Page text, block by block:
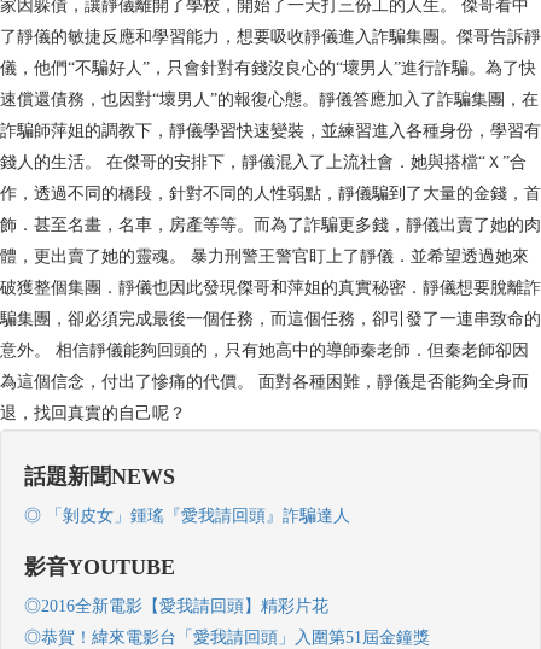
家因躲債，讓靜儀離開了學校，開始了一天打三份工的人生。 傑哥看中
了靜儀的敏捷反應和學習能力，想要吸收靜儀進入詐騙集團。傑哥告訴靜
儀，他們“不騙好人”，只會針對有錢沒良心的“壞男人”進行詐騙。為了快
速償還債務，也因對“壞男人”的報復心態。靜儀答應加入了詐騙集團，在
詐騙師萍姐的調教下，靜儀學習快速變裝，並練習進入各種身份，學習有
錢人的生活。 在傑哥的安排下，靜儀混入了上流社會．她與搭檔“Ｘ”合
作，透過不同的橋段，針對不同的人性弱點，靜儀騙到了大量的金錢，首
飾．甚至名畫，名車，房產等等。而為了詐騙更多錢，靜儀出賣了她的肉
體，更出賣了她的靈魂。 暴力刑警王警官盯上了靜儀．並希望透過她來
破獲整個集團．靜儀也因此發現傑哥和萍姐的真實秘密．靜儀想要脫離詐
騙集團，卻必須完成最後一個任務，而這個任務，卻引發了一連串致命的
意外。 相信靜儀能夠回頭的，只有她高中的導師秦老師．但秦老師卻因
為這個信念，付出了慘痛的代價。 面對各種困難，靜儀是否能夠全身而
退，找回真實的自己呢？
話題新聞NEWS
◎ 「剝皮女」鍾瑤『愛我請回頭』詐騙達人
影音YOUTUBE
◎2016全新電影【愛我請回頭】精彩片花
◎恭賀！緯來電影台「愛我請回頭」入圍第51屆金鐘獎